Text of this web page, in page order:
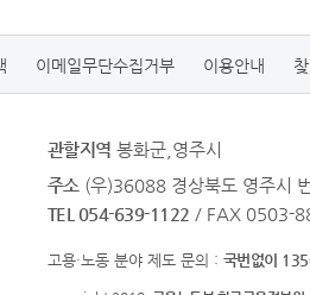
이메일무단수집거부 이용안내
관할지역 봉화군,영주시
주소 (우)36088 경상북도 영주시
TEL 054-639-1122 / FAX 0503-
고용·노동 분야 제도 문의 : 국번없이